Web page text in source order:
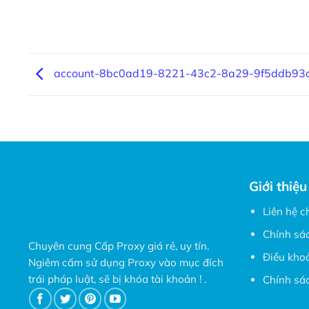
account-8bc0ad19-8221-43c2-8a29-
Chuyên cung Cấp Proxy giá rẻ, uy tín.
Ngiêm cấm sử dụng Proxy vào mục đích
trái pháp luật, sẽ bị khóa tài khoản ! .
Giới thiệu
Liên hệ
Chính
Điều
Chính